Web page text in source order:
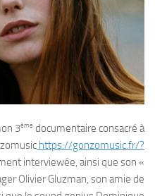
3ème documentaire consacré à
https://gonzomusic.fr/?
interviewée, ainsi que son «
Olivier Gluzman, son amie de